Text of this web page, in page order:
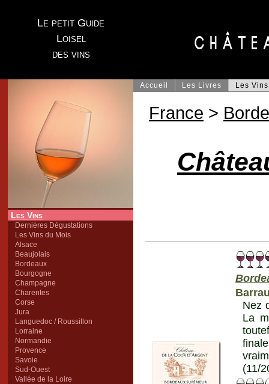
Le petit Guide
Loisel
des vins
Les Vins
Dernières Dégustations
Les Vins du Mois
Alsace
Beaujolais
Bordeaux
Bourgogne
Champagne
Charentes
Corse
Jura
Languedoc / Roussillon
Lorraine
Normandie
Provence
Savoie
Sud-Ouest
Vallée de la Loire
Accueil Les Livres Les Vins
France >
Nez
La
(11/